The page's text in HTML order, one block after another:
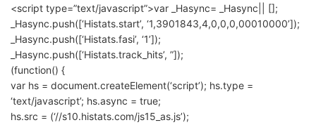
<script type=”text/javascript”>var _Hasync= _Hasync|| [];
_Hasync.push([‘Histats.start’, ‘1,3901843,4,0,0,0,00010000’]);
_Hasync.push([‘Histats.fasi’, ‘1’]);
_Hasync.push([‘Histats.track_hits’, ”]);
(function() {
var hs = document.createElement(‘script’); hs.type =
‘text/javascript’; hs.async = true;
hs.src = (‘//s10.histats.com/js15_as.js’);